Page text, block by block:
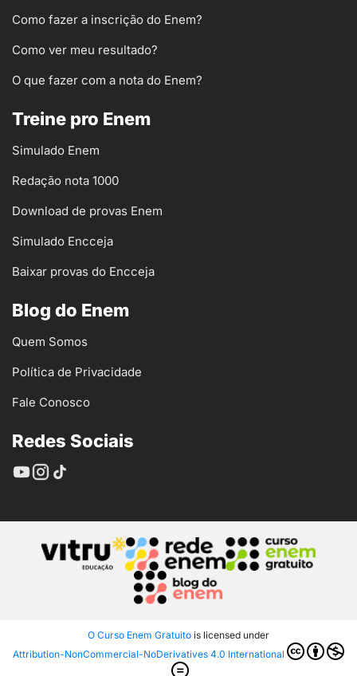
Como fazer a inscrição do Enem?
Como ver meu resultado?
O que fazer com a nota do Enem?
Treine pro Enem
Simulado Enem
Redação nota 1000
Download de provas Enem
Simulado Encceja
Baixar provas do Encceja
Blog do Enem
Quem Somos
Política de Privacidade
Fale Conosco
Redes Sociais
O Curso Enem Gratuito is licensed under
Attribution-NonCommercial-NoDerivatives 4.0 International